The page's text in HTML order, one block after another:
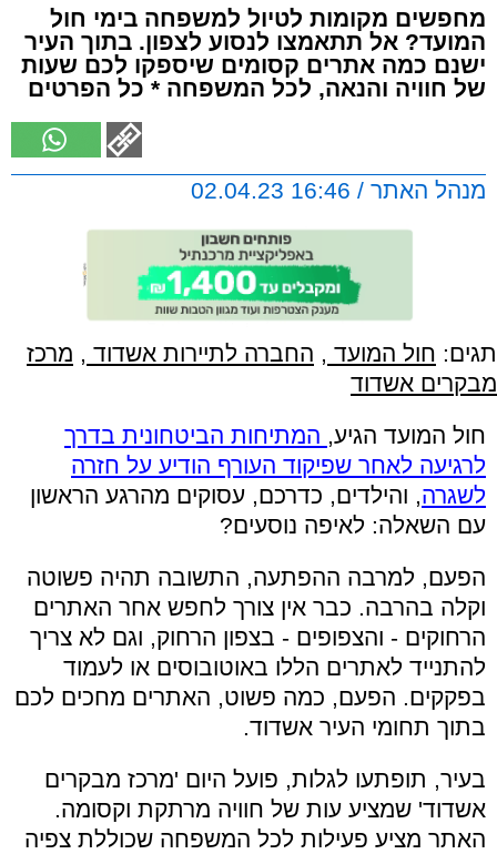
מחפשים מקומות לטיול למשפחה בימי חול
המועד? אל תתאמצו לנסוע לצפון. בתוך העיר
ישנם כמה אתרים קסומים שיספקו לכם שעות
של חוויה והנאה, לכל המשפחה * כל הפרטים
מנהל האתר / 16:46 02.04.23
תגים: חול המועד , החברה לתיירות אשדוד , מרכז
מבקרים אשדוד
חול המועד הגיע, המתיחות הביטחונית בדרך
לרגיעה לאחר שפיקוד העורף הודיע על חזרה
לשגרה, והילדים, כדרכם, עסוקים מהרגע הראשון
עם השאלה: לאיפה נוסעים?
הפעם, למרבה ההפתעה, התשובה תהיה פשוטה
וקלה בהרבה. כבר אין צורך לחפש אחר האתרים
הרחוקים - והצפופים - בצפון הרחוק, וגם לא צריך
להתנייד לאתרים הללו באוטובוסים או לעמוד
בפקקים. הפעם, כמה פשוט, האתרים מחכים לכם
בתוך תחומי העיר אשדוד.
בעיר, תופתעו לגלות, פועל היום 'מרכז מבקרים
אשדוד' שמציע עות של חוויה מרתקת וקסומה.
האתר מציע פעילות לכל המשפחה שכוללת צפיה